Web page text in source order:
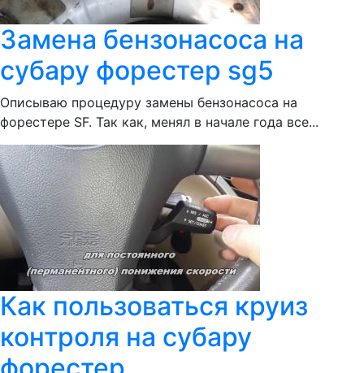
Замена бензонасоса на
субару форестер sg5
Описываю процедуру замены бензонасоса на
форестере SF. Так как, менял в начале года все...
Как пользоваться круиз
контроля на субару